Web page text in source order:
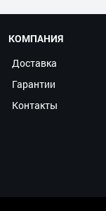
КОМПАНИЯ
Доставка
Гарантии
Контакты